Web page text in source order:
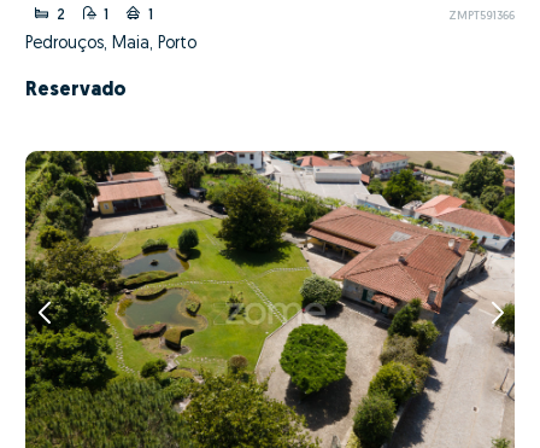
2 1 1 ZMPT591366
Pedrouços, Maia, Porto
Reservado